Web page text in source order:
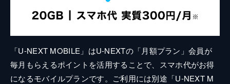
「U-NEXT MOBILE」はU-NEXTの「月額プラン」会員が
毎月もらえるポイントを活用することで、スマホ代がお得
になるモバイルプランです。ご利用には別途「U-NEXT M